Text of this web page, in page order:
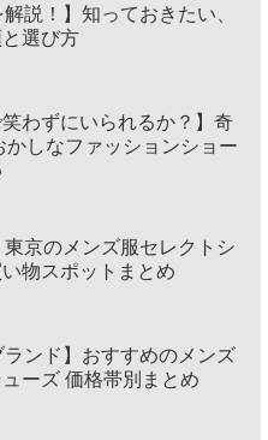
解説！】知っておきたい、
選び方
笑わずにいられるか？】奇
かしなファッションショー
東京のメンズ服セレクトシ
物スポットまとめ
ランド】おすすめのメンズ
ーズ 価格帯別まとめ